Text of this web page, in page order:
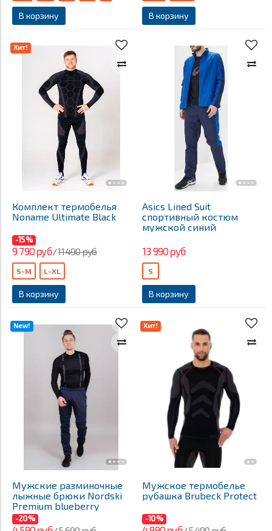
В корзину В корзину
Хит!
Комплект термобелья
Noname Ultimate Black
-15%
9 790 руб/11 490 руб
В корзину
S-M L-XL
Asics Lined Suit
спортивный костюм
мужской синий
13 990 руб
В корзину
S
New!
Мужские разминочные
лыжные брюки Nordski
Premium blueberry
-20%
Хит!
Мужское термобелье
рубашка Brubeck Protect
-10%